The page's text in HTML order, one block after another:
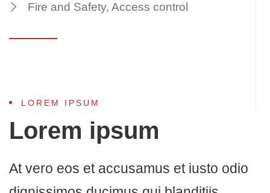
Fire and Safety, Access control
LOREM IPSUM
Lorem ipsum
At vero eos et accusamus et iusto odio